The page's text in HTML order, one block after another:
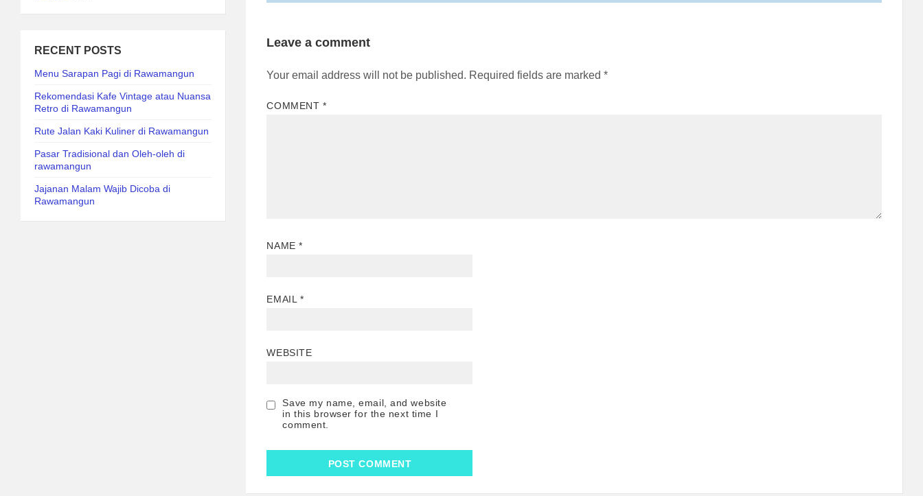
Leave a comment
Your email address will not be published. Required fields are marked*
COMMENT *
NAME*
EMAIL *
WEBSITE
Save my name, email, and website
in this browser for the next time I
comment.
RECENT POSTS
Menu Sarapan Pagi di Rawamangun
Rekomendasi Kafe Vintage atau Nuansa
Retro di Rawamangun
Rute Jalan Kaki Kuliner di Rawamangun
Pasar Tradisional dan Oleh-oleh di
rawamangun
Jajanan Malam Wajib Dicoba di
Rawamangun